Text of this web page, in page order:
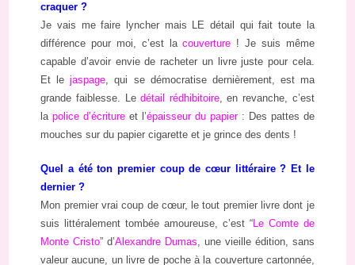
craquer ?
Je vais me faire lyncher mais LE détail qui fait toute la
différence pour moi, c’est lacouverture ! Je suis même
capable d’avoir envie de racheter un livre juste pour cela.
Et lejaspage, qui se démocratise dernièrement, est ma
grande faiblesse. Ledétail rédhibitoire, en revanche, c’est
lapolice d’écriture et l’épaisseur du papier: Des pattes de
mouches sur du papier cigarette et je grince des dents !
Quel a été ton premier coup de cœur littéraire ? Et le
dernier ?
Mon premier vrai coup de cœur, le tout premier livre dont je
suis littéralement tombée amoureuse, c’est “Le Comte de
Monte Cristo” d’Alexandre Dumas, une vieille édition, sans
valeur aucune, un livre de poche à la couverture cartonnée,